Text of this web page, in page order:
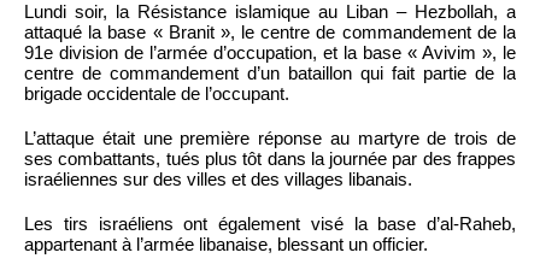
Lundi soir, la Résistance islamique au Liban – Hezbollah, a
attaqué la base « Branit », le centre de commandement de la
91e division de l’armée d’occupation, et la base « Avivim », le
centre de commandement d’un bataillon qui fait partie de la
brigade occidentale de l’occupant.
L’attaque était une première réponse au martyre de trois de
ses combattants, tués plus tôt dans la journée par des frappes
israéliennes sur des villes et des villages libanais.
Les tirs israéliens ont également visé la base d’al-Raheb,
appartenant à l’armée libanaise, blessant un officier.